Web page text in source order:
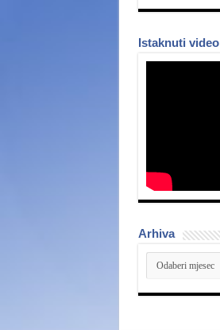
Istaknuti video
Arhiva
Arhiva